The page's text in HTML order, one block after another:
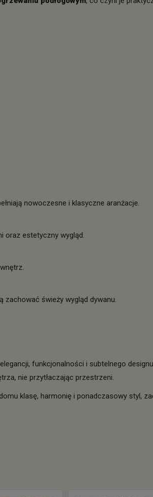
nowoczesne i klasyczne aranżacje.
oraz estetyczny wygląd.
zachować świeży wygląd dywanu.
funkcjonalności i subtelnego
nie przytłaczając przestrzeni.
klasę, harmonię i ponadczasowy styl,